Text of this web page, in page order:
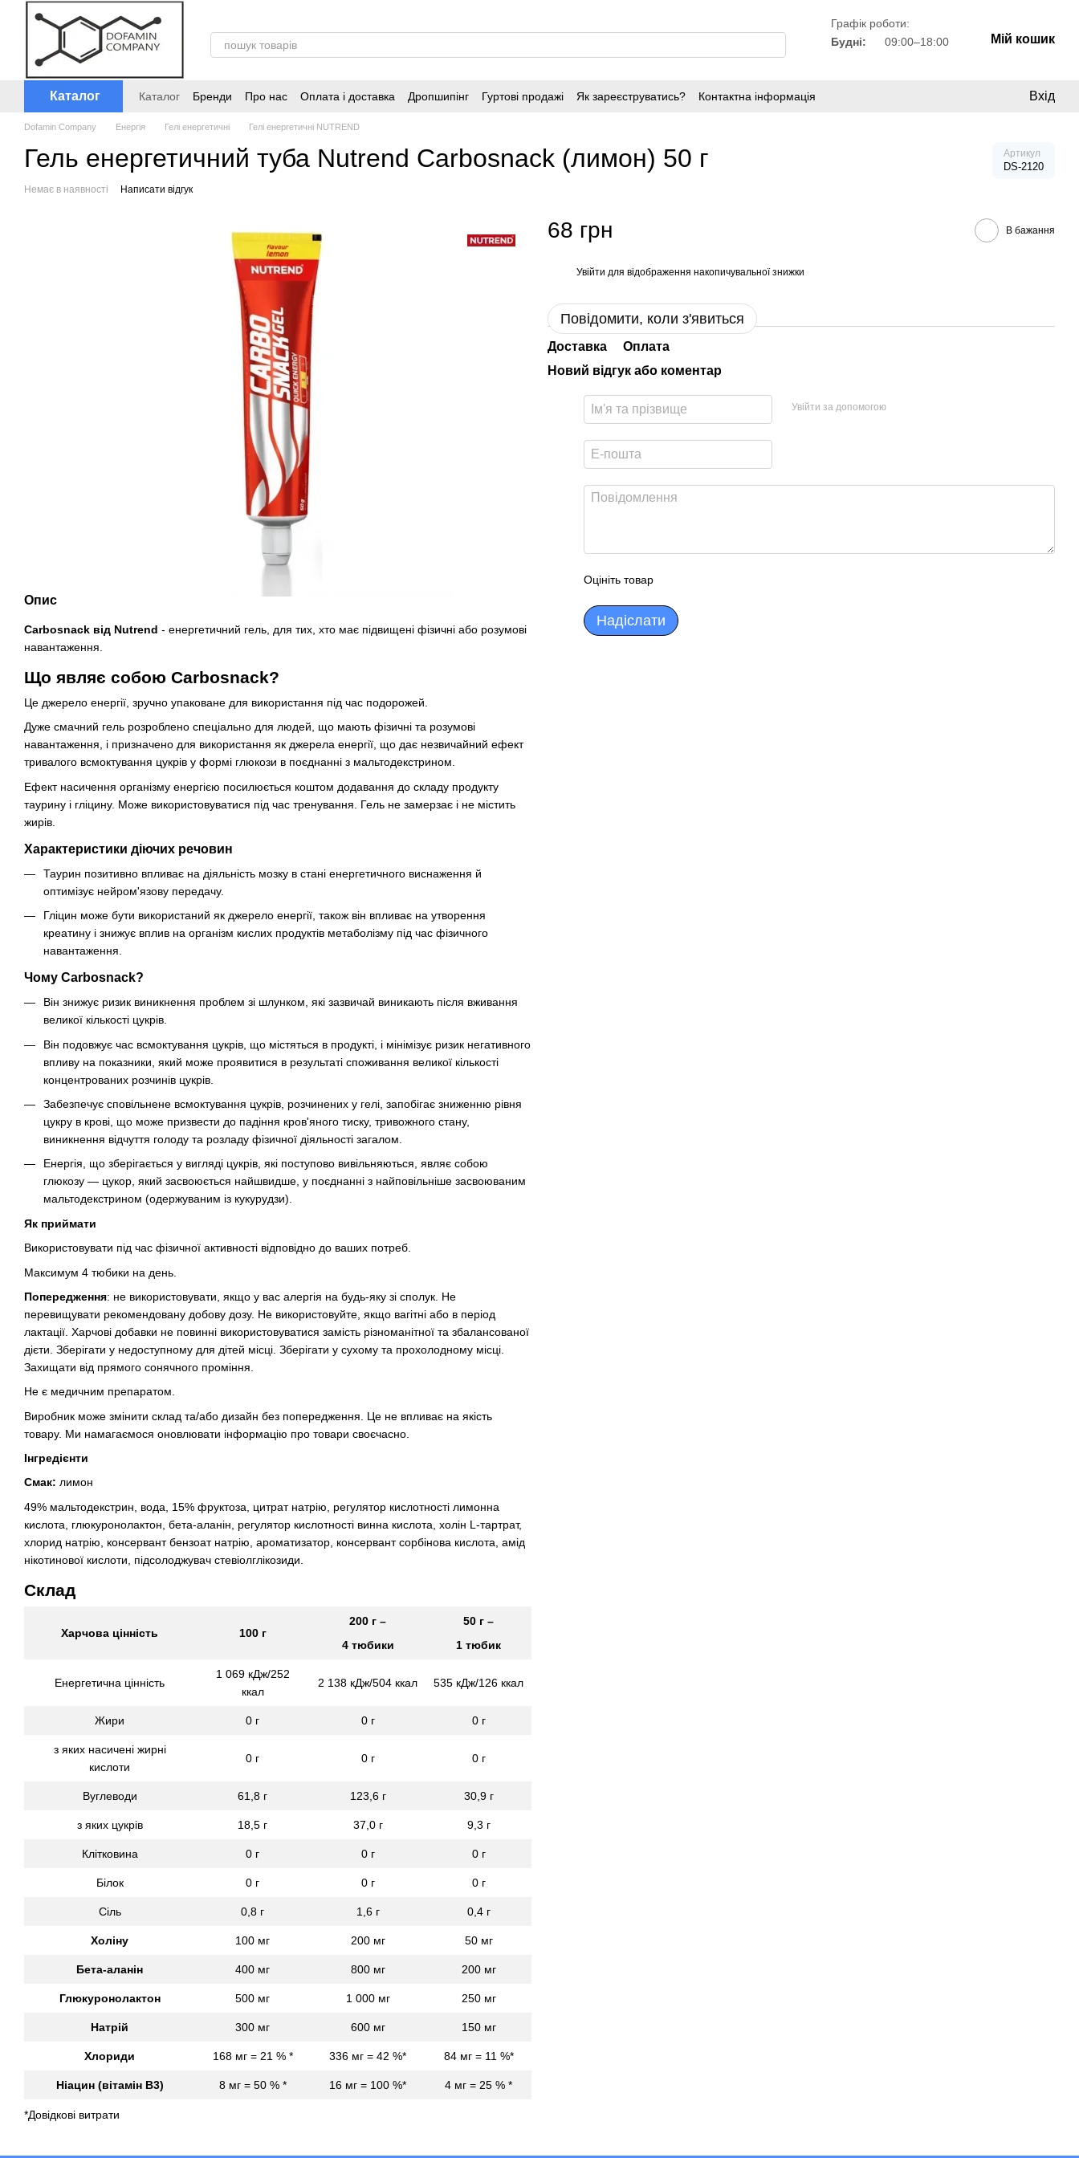
Перейти до основного контенту
Графік роботи:
Будні:
09:00–18:00 Мій кошик
Каталог Каталог Бренди Про нас Оплата і доставка Дропшипінг Гуртові продажі Як зареєструватись? Контактна інформація Вхід
Dofamin Company Енергія Гелі енергетичні Гелі енергетичні NUTREND
Гель енергетичний туба Nutrend Carbosnack (лимон) 50 г Артикул
DS-2120
Немає в наявності Написати відгук
Опис
Carbosnack від Nutrend - енергетичний гель, для тих, хто має підвищені фізичні або розумові
навантаження.
Що являє собою Carbosnack?
Це джерело енергії, зручно упаковане для використання під час подорожей.
Дуже смачний гель розроблено спеціально для людей, що мають фізичні та розумові
навантаження, і призначено для використання як джерела енергії, що дає незвичайний ефект
тривалого всмоктування цукрів у формі глюкози в поєднанні з мальтодекстрином.
Ефект насичення організму енергією посилюється коштом додавання до складу продукту
таурину і гліцину. Може використовуватися під час тренування. Гель не замерзає і не містить
жирів.
Характеристики діючих речовин
Таурин позитивно впливає на діяльність мозку в стані енергетичного виснаження й
оптимізує нейром'язову передачу.
Гліцин може бути використаний як джерело енергії, також він впливає на утворення
креатину і знижує вплив на організм кислих продуктів метаболізму під час фізичного
навантаження.
Чому Carbosnack?
Він знижує ризик виникнення проблем зі шлунком, які зазвичай виникають після вживання
великої кількості цукрів.
Він подовжує час всмоктування цукрів, що містяться в продукті, і мінімізує ризик негативного
впливу на показники, який може проявитися в результаті споживання великої кількості
концентрованих розчинів цукрів.
Забезпечує сповільнене всмоктування цукрів, розчинених у гелі, запобігає зниженню рівня
цукру в крові, що може призвести до падіння кров'яного тиску, тривожного стану,
виникнення відчуття голоду та розладу фізичної діяльності загалом.
Енергія, що зберігається у вигляді цукрів, які поступово вивільняються, являє собою
глюкозу — цукор, який засвоюється найшвидше, у поєднанні з найповільніше засвоюваним
мальтодекстрином (одержуваним із кукурудзи).
Як приймати
Використовувати під час фізичної активності відповідно до ваших потреб.
Максимум 4 тюбики на день.
Попередження: не використовувати, якщо у вас алергія на будь-яку зі сполук. Не
перевищувати рекомендовану добову дозу. Не використовуйте, якщо вагітні або в період
лактації. Харчові добавки не повинні використовуватися замість різноманітної та збалансованої
дієти. Зберігати у недоступному для дітей місці. Зберігати у сухому та прохолодному місці.
Захищати від прямого сонячного проміння.
Не є медичним препаратом.
Виробник може змінити склад та/або дизайн без попередження. Це не впливає на якість
товару. Ми намагаємося оновлювати інформацію про товари своєчасно.
Інгредієнти
Смак: лимон
49% мальтодекстрин, вода, 15% фруктоза, цитрат натрію, регулятор кислотності лимонна
кислота, глюкуронолактон, бета-аланін, регулятор кислотності винна кислота, холін L-тартрат,
хлорид натрію, консервант бензоат натрію, ароматизатор, консервант сорбінова кислота, амід
нікотинової кислоти, підсолоджувач стевіолглікозиди.
Склад
Харчова цінність 100 г
200 г –
4 тюбики
50 г –
1 тюбик
Енергетична цінність
1 069 кДж/252
ккал
2 138 кДж/504 ккал 535 кДж/126 ккал
Жири 0 г 0 г 0 г
з яких насичені жирні
кислоти
0 г 0 г 0 г
Вуглеводи 61,8 г 123,6 г 30,9 г
з яких цукрів 18,5 г 37,0 г 9,3 г
Клітковина 0 г 0 г 0 г
Білок 0 г 0 г 0 г
Сіль 0,8 г 1,6 г 0,4 г
Холіну 100 мг 200 мг 50 мг
Бета-аланін 400 мг 800 мг 200 мг
Глюкуронолактон 500 мг 1 000 мг 250 мг
Натрій 300 мг 600 мг 150 мг
Хлориди 168 мг = 21 % * 336 мг = 42 %* 84 мг = 11 %*
Ніацин (вітамін B3) 8 мг = 50 % * 16 мг = 100 %* 4 мг = 25 % *
*Довідкові витрати
68 грн В бажання
Увійти для відображення накопичувальної знижки
Повідомити, коли з'явиться
Доставка
Оплата
Новий відгук або коментар
Увійти за допомогою
Оцініть товар
Надіслати